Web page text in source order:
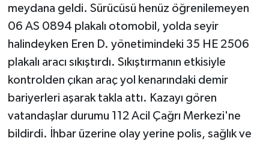
meydana geldi. Sürücüsü henüz öğrenilemeyen
06 AS 0894 plakalı otomobil, yolda seyir
halindeyken Eren D. yönetimindeki 35 HE 2506
plakalı aracı sıkıştırdı. Sıkıştırmanın etkisiyle
kontrolden çıkan araç yol kenarındaki demir
bariyerleri aşarak takla attı. Kazayı gören
vatandaşlar durumu 112 Acil Çağrı Merkezi'ne
bildirdi. İhbar üzerine olay yerine polis, sağlık ve